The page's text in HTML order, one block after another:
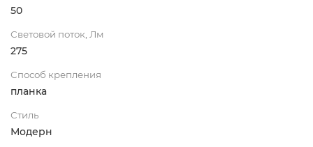
50
Световой поток, Лм
275
Способ крепления
планка
Стиль
Модерн